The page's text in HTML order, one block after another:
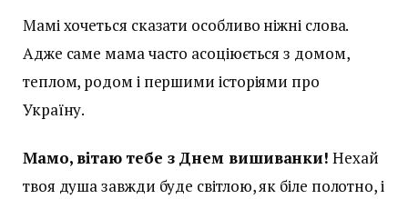
Мамі хочеться сказати особливо ніжні слова.
Адже саме мама часто асоціюється з домом,
теплом, родом і першими історіями про
Україну.
Мамо, вітаю тебе з Днем вишиванки! Нехай
твоя душа завжди буде світлою, як біле полотно, і